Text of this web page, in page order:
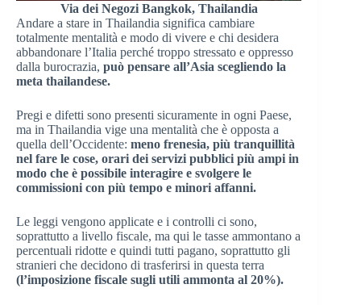
Via dei Negozi Bangkok, Thailandia
Andare a stare in Thailandia significa cambiare
totalmente mentalità e modo di vivere e chi desidera
abbandonare l’Italia perché troppo stressato e oppresso
dalla burocrazia, può pensare all’Asia scegliendo la
meta thailandese.
Pregi e difetti sono presenti sicuramente in ogni Paese,
ma in Thailandia vige una mentalità che è opposta a
quella dell’Occidente: meno frenesia, più tranquillità
nel fare le cose, orari dei servizi pubblici più ampi in
modo che è possibile interagire e svolgere le
commissioni con più tempo e minori affanni.
Le leggi vengono applicate e i controlli ci sono,
soprattutto a livello fiscale, ma qui le tasse ammontano a
percentuali ridotte e quindi tutti pagano, soprattutto gli
stranieri che decidono di trasferirsi in questa terra
(l’imposizione fiscale sugli utili ammonta al 20%).